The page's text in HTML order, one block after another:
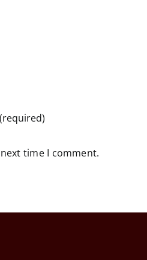
time I comment.